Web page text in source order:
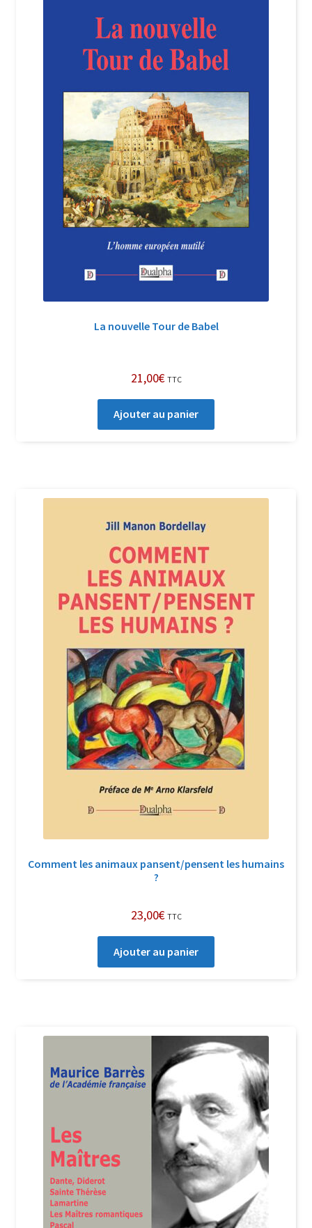
La nouvelle Tour de Babel
21,00€ TTC
Ajouter au panier
Comment les animaux pansent/pensent les humains
?
23,00€ TTC
Ajouter au panier